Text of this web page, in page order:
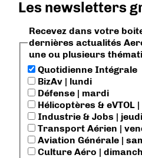
Les newsletters
Recevez dans votre
dernières actualités
une ou plusieurs
Quotidienne Intégrale
BizAv | lundi
Défense | mardi
Hélicoptères & eVTOL
Industrie & Jobs | jeudi
Transport Aérien |
Aviation Générale |
Culture Aéro |